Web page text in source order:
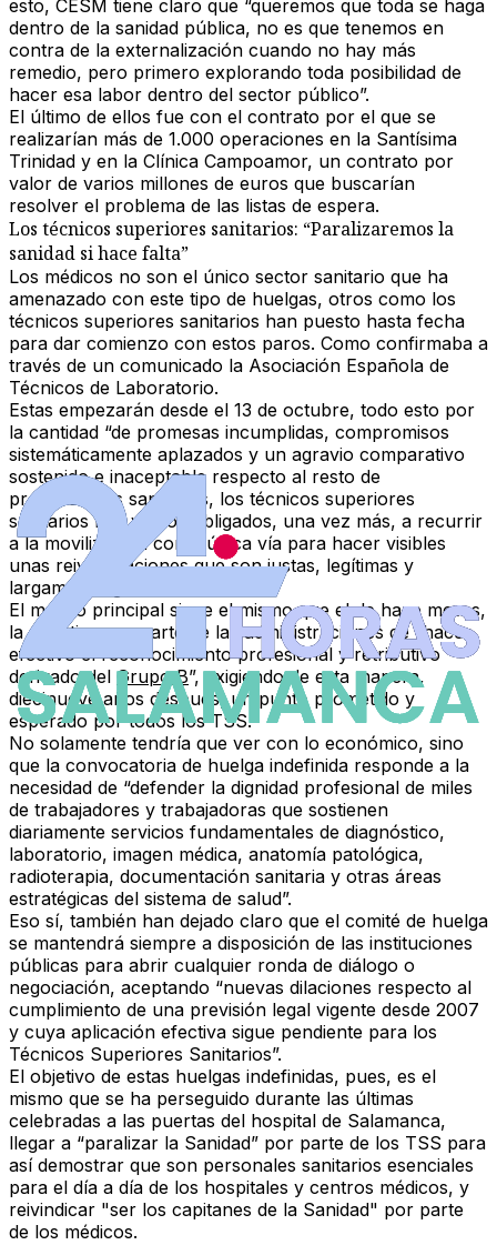
esto, CESM tiene claro que “queremos que toda se haga
dentro de la sanidad pública, no es que tenemos en
contra de la externalización cuando no hay más
remedio, pero primero explorando toda posibilidad de
hacer esa labor dentro del sector público”.
El último de ellos fue con el contrato por el que se
realizarían más de 1.000 operaciones en la Santísima
Trinidad y en la Clínica Campoamor, un contrato por
valor de varios millones de euros que buscarían
resolver el problema de las listas de espera.
Los técnicos superiores sanitarios: “Paralizaremos la
sanidad si hace falta”
Los médicos no son el único sector sanitario que ha
amenazado con este tipo de huelgas, otros como los
técnicos superiores sanitarios han puesto hasta fecha
para dar comienzo con estos paros. Como confirmaba a
través de un comunicado la Asociación Española de
Técnicos de Laboratorio.
Estas empezarán desde el 13 de octubre, todo esto por
la cantidad “de promesas incumplidas, compromisos
sistemáticamente aplazados y un agravio comparativo
sostenido e inaceptable respecto al resto de
profesionales sanitarios, los técnicos superiores
sanitarios nos vemos obligados, una vez más, a recurrir
a la movilización como única vía para hacer visibles
unas reivindicaciones que son justas, legítimas y
largamente ignoradas”.
El motivo principal sigue el mismo que el de hace meses,
la negativa por parte de las administraciones de “ hacer
efectivo el reconocimiento profesional y retributivo
derivado del Grupo B”, exigiendo de esta manera,
diecinueve años después, un punto prometido y
esperado por todos los TSS.
No solamente tendría que ver con lo económico, sino
que la convocatoria de huelga indefinida responde a la
necesidad de “defender la dignidad profesional de miles
de trabajadores y trabajadoras que sostienen
diariamente servicios fundamentales de diagnóstico,
laboratorio, imagen médica, anatomía patológica,
radioterapia, documentación sanitaria y otras áreas
estratégicas del sistema de salud”.
Eso sí, también han dejado claro que el comité de huelga
se mantendrá siempre a disposición de las instituciones
públicas para abrir cualquier ronda de diálogo o
negociación, aceptando “nuevas dilaciones respecto al
cumplimiento de una previsión legal vigente desde 2007
y cuya aplicación efectiva sigue pendiente para los
Técnicos Superiores Sanitarios”.
El objetivo de estas huelgas indefinidas, pues, es el
mismo que se ha perseguido durante las últimas
celebradas a las puertas del hospital de Salamanca,
llegar a “paralizar la Sanidad” por parte de los TSS para
así demostrar que son personales sanitarios esenciales
para el día a día de los hospitales y centros médicos, y
reivindicar "ser los capitanes de la Sanidad" por parte
de los médicos.